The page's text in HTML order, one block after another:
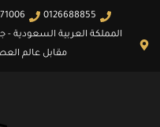
0126688855
المملكة العربية
مقابل عالم